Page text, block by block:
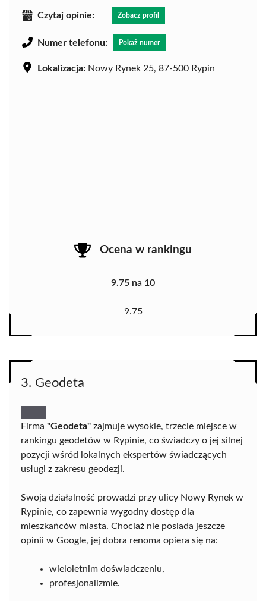
Czytaj opinie: Zobacz profil
Numer telefonu: Pokaż numer
Lokalizacja: Nowy Rynek 25, 87-500 Rypin
Ocena w rankingu
9.75 na 10
9.75
3. Geodeta
Firma "Geodeta" zajmuje wysokie, trzecie miejsce w
rankingu geodetów w Rypinie, co świadczy o jej silnej
pozycji wśród lokalnych ekspertów świadczących
usługi z zakresu geodezji.
Swoją działalność prowadzi przy ulicy Nowy Rynek w
Rypinie, co zapewnia wygodny dostęp dla
mieszkańców miasta. Chociaż nie posiada jeszcze
opinii w Google, jej dobra renoma opiera się na:
wieloletnim doświadczeniu,
profesjonalizmie.